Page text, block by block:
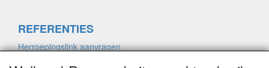
REFERENTIES
Herroepingslink aanvragen